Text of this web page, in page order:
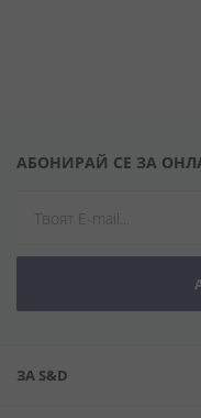
АБОНИРАЙ СЕ ЗА
ЗА S&D